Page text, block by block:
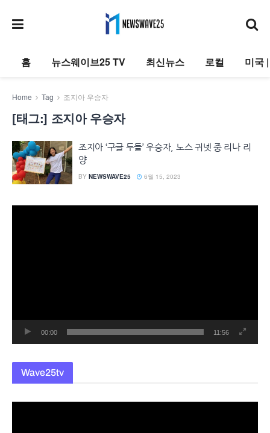
홈 뉴스웨이브25 TV 최신뉴스 로컬 미국
Home Tag 조지아 우승자
[태그:] 조지아 우승자
조지아 ‘구글 두들’ 우승자, 노스 귀넷 중 리나 리
양
BY NEWSWAVE25 6월 15, 2023
00:00 11:56
Wave25tv